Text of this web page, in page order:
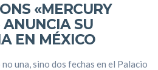
«MERCURY
SU
EN MÉXICO
una, sino dos fechas en el Palacio